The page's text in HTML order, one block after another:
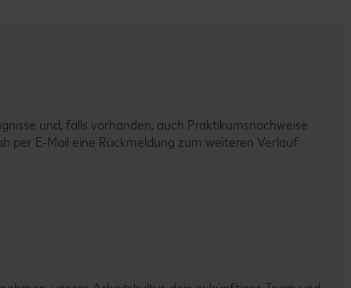
und, falls vorhanden, auch Praktikumsnachweise
per E-Mail eine Rückmeldung zum weiteren Verlauf